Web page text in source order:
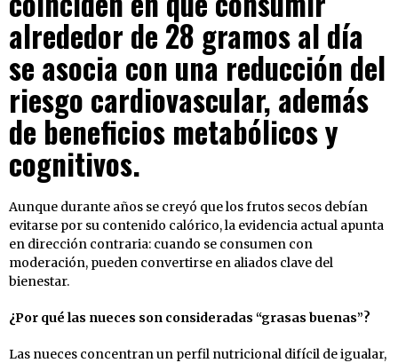
alrededor de 28 gramos al día
se asocia con una reducción del
riesgo cardiovascular, además
de beneficios metabólicos y
cognitivos.
Aunque durante años se creyó que los frutos secos debían
evitarse por su contenido calórico, la evidencia actual apunta
en dirección contraria: cuando se consumen con
moderación, pueden convertirse en aliados clave del
bienestar.
¿Por qué las nueces son consideradas “grasas buenas”?
Las nueces concentran un perfil nutricional difícil de igualar,